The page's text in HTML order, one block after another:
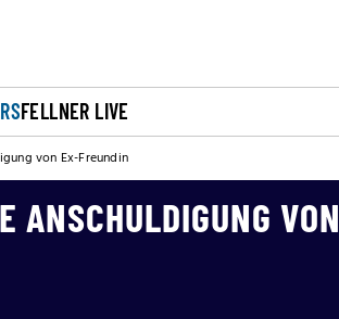
FELLNER LIVE
von Ex-Freundin
ANSCHULDIGUNG VON